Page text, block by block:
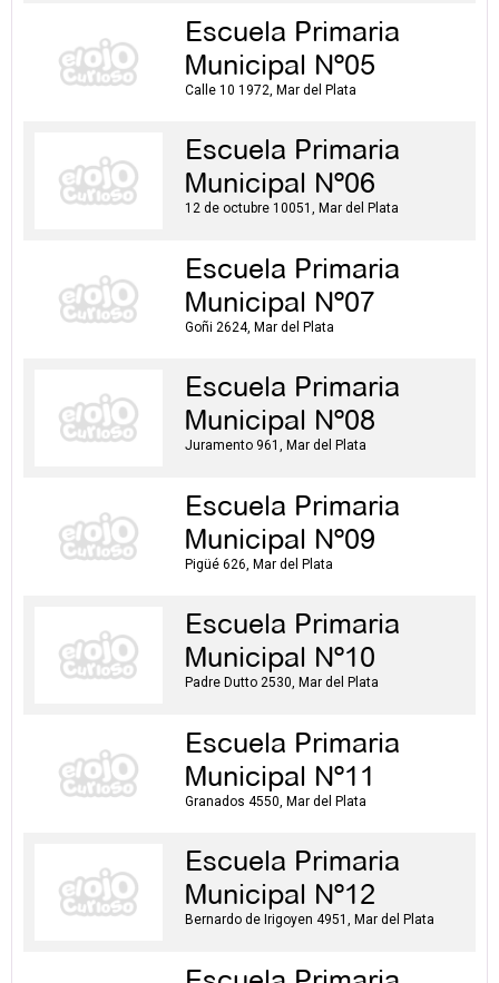
Escuela Primaria
Municipal Nº05
Calle 10 1972, Mar del Plata
Escuela Primaria
Municipal Nº06
12 de octubre 10051, Mar del Plata
Escuela Primaria
Municipal Nº07
Goñi 2624, Mar del Plata
Escuela Primaria
Municipal Nº08
Juramento 961, Mar del Plata
Escuela Primaria
Municipal Nº09
Pigüé 626, Mar del Plata
Escuela Primaria
Municipal Nº10
Padre Dutto 2530, Mar del Plata
Escuela Primaria
Municipal Nº11
Granados 4550, Mar del Plata
Escuela Primaria
Municipal Nº12
Bernardo de Irigoyen 4951, Mar del Plata